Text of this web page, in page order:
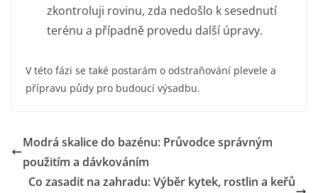
zkontroluji rovinu, zda nedošlo k sesednutí
terénu a případně provedu další úpravy.
V této fázi se také postarám o odstraňování plevele a
přípravu půdy pro budoucí výsadbu.
Modrá skalice do bazénu: Průvodce správným
použitím a dávkováním
Co zasadit na zahradu: Výběr kytek, rostlin a keřů